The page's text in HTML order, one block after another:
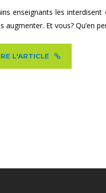
enseignants les
augmenter. Et vous? Qu’en
L'ARTICLE